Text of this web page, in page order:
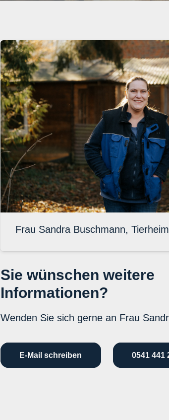
Frau Sandra Buschmann,
Sie wünschen weitere
Informationen?
Wenden Sie sich gerne an Frau
E-Mail schreiben 0541 441